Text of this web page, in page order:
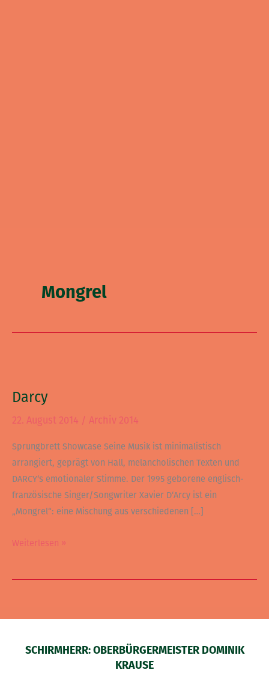
Mongrel
Darcy
22. August 2014 / Archiv 2014
Sprungbrett Showcase Seine Musik ist minimalistisch
arrangiert, geprägt von Hall, melancholischen Texten und
DARCY‘s emotionaler Stimme. Der 1995 geborene englisch-
französische Singer/Songwriter Xavier D‘Arcy ist ein
„Mongrel“: eine Mischung aus verschiedenen […]
Weiterlesen »
SCHIRMHERR: OBERBÜRGERMEISTER DOMINIK
KRAUSE